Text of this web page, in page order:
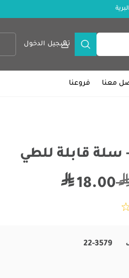
تسجيل الدخول
معنا فروعنا
- سلة قابلة للطي
18.00
22-3579